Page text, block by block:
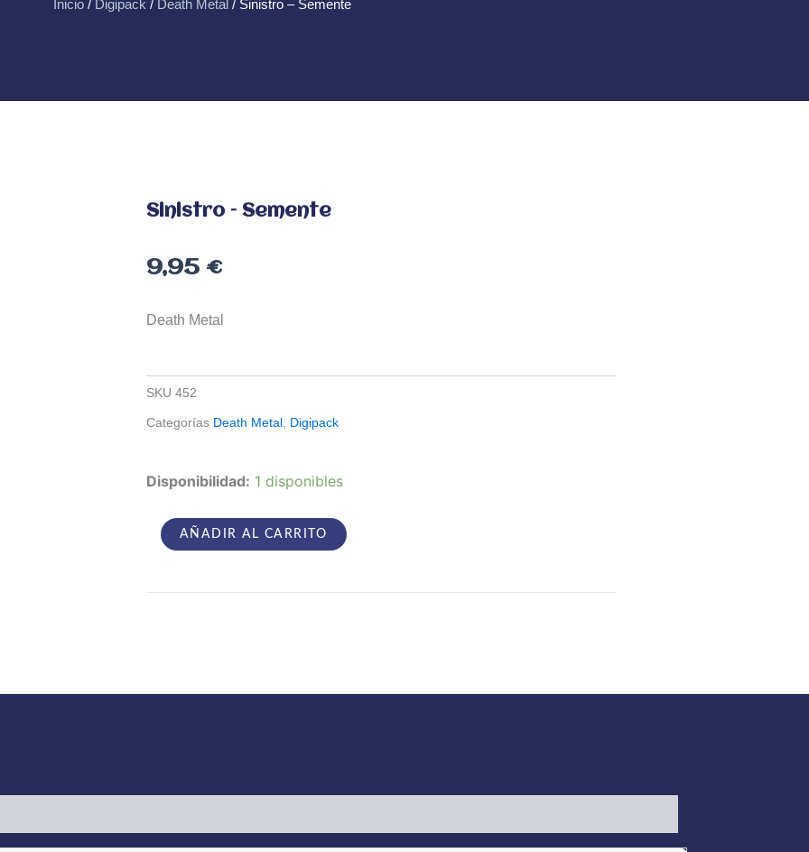
Inicio / Digipack / Death Metal / Sinistro – Semente
Sinistro – Semente
9,95 €
Death Metal
SKU 452
Categorías Death Metal Digipack
Disponibilidad: 1 disponibles
Sinistro
cantidadAÑADIR AL CARRITO